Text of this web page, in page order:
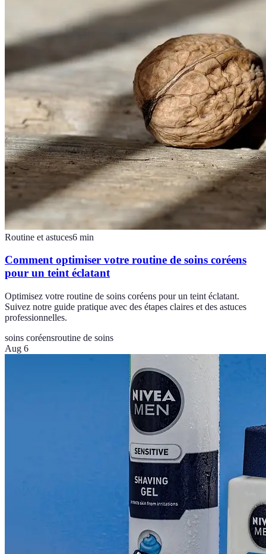
Routine et astuces6 min
Comment optimiser votre routine de soins coréens
pour un teint éclatant
Optimisez votre routine de soins coréens pour un teint éclatant.
Suivez notre guide pratique avec des étapes claires et des astuces
professionnelles.
soins coréensroutine de soins
Aug 6